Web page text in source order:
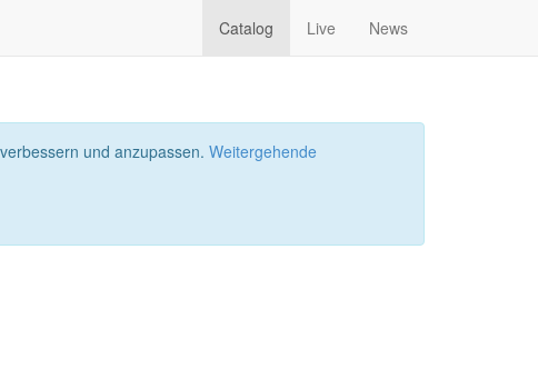
Catalog Live News
und anzupassen. Weitergehende